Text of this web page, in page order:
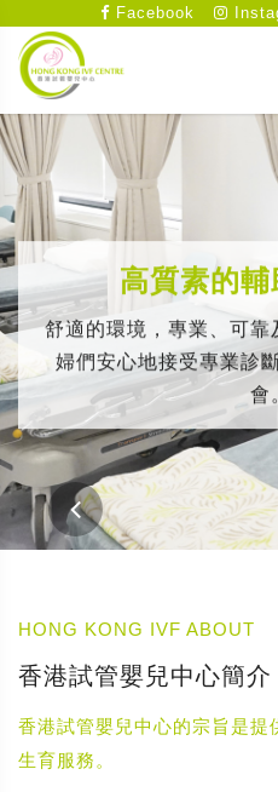
Facebook
高質素的
舒適的環境，專業、可
婦們安心地接受專業診
會
HONG KONG IVF ABOUT
香港試管嬰兒中心簡介
香港試管嬰兒中心的宗旨是提
生育服務。